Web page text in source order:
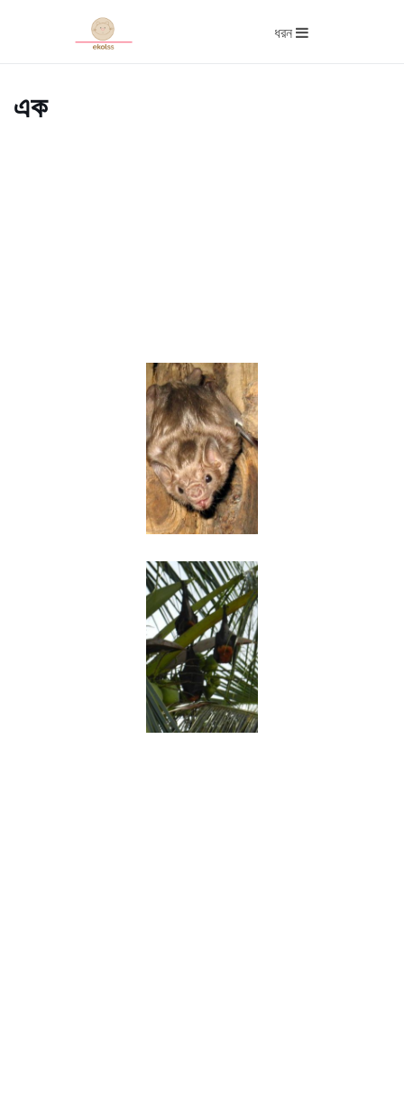
ধরন
এক